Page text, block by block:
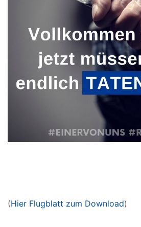
(Hier Flugblatt zum Download)